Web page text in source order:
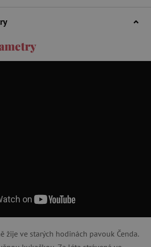
žije ve starých hodinách pavouk Čenda.